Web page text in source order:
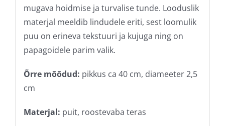
mugava hoidmise ja turvalise tunde. Looduslik
materjal meeldib lindudele eriti, sest loomulik
puu on erineva tekstuuri ja kujuga ning on
papagoidele parim valik.
Õrre mõõdud: pikkus ca 40 cm, diameeter 2,5
cm
Materjal: puit, roostevaba teras